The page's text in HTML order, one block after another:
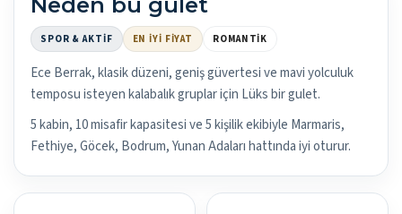
SPOR & AKTIF EN İYI FIYAT ROMANTIK
Ece Berrak, klasik düzeni, geniş güvertesi ve mavi yolculuk
temposu isteyen kalabalık gruplar için Lüks bir gulet.
5 kabin, 10 misafir kapasitesi ve 5 kişilik ekibiyle Marmaris,
Fethiye, Göcek, Bodrum, Yunan Adaları hattında iyi oturur.